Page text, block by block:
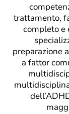
trattamento,
completo e
preparazione
a fattor